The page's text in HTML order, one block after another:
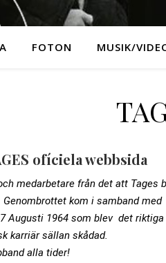
FOTON MUSIK/
ofíciela webbsida
medarbetare från det att Tages
Genombrottet kom i samband med
Augusti 1964 som blev det riktiga
karriär sällan skådad.
alla tider!